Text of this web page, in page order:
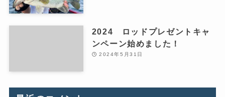
2024 ロッドプレゼントキャ
ンペーン始めました！
2024年5月31日